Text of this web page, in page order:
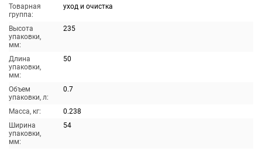
Товарная
группа:
уход и очистка
Высота
упаковки,
мм:
235
Длина
упаковки,
мм:
50
Объем
упаковки, л:
0.7
Масса, кг:
0.238
Ширина
упаковки,
мм:
54